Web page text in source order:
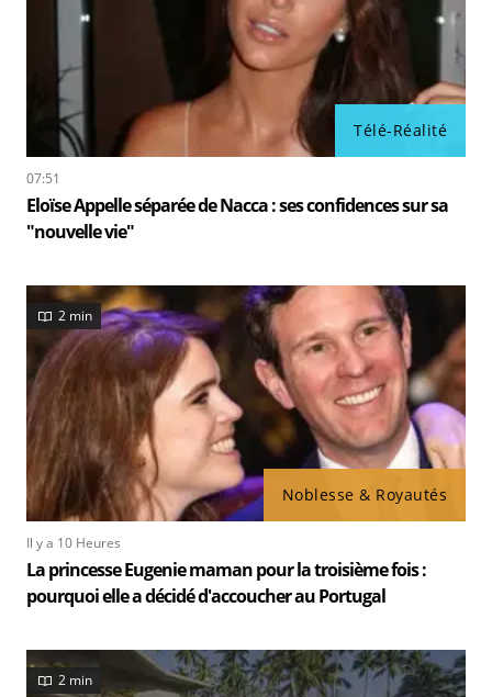
Télé-Réalité
07:51
Eloïse Appelle séparée de Nacca : ses confidences sur sa
"nouvelle vie"
Noblesse & Royautés
2 min
Il y a 10 Heures
La princesse Eugenie maman pour la troisième fois :
pourquoi elle a décidé d'accoucher au Portugal
2 min